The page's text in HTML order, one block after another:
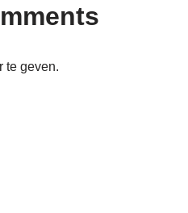
te geven.